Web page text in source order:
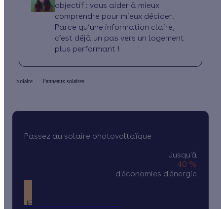
objectif : vous aider à mieux
comprendre pour mieux décider.
Parce qu’une information claire,
c’est déjà un pas vers un logement
plus performant !
Solaire Panneaux solaires
Passez au solaire photovoltaïque
Jusqu'à
40 %
d'économies d'énergie
JE DÉCOUVRE MES PRIMES